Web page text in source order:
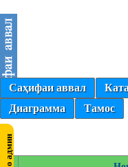
Саҳифаи аввал
Диаграмма
Тамос